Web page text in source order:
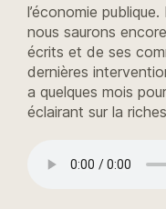
l’économie
nous saurons
écrits et de ses
dernières
a quelques mois
éclairant sur la